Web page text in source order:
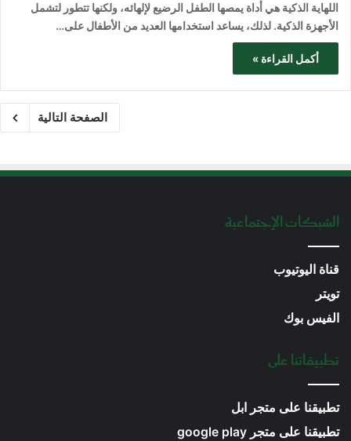
اللهاية الذكية هي أداة يمصها الطفل الرضيع لإلهائه، ولكنها تتطور لتشمل
الأجهزة الذكية. لذلك، يساعد استخدامها العديد من الأطفال على…
أكمل القراءة »
الصفحة التالية
الشبكات الإجتماعية
قناة اليوتيوب
تويتر
الفيس بوك
تطبيقاتنا على
تطبيقنا على متجر ابل
تطبيقنا على متجر google play